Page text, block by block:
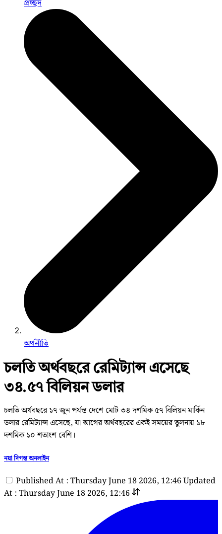
প্রচ্ছদ
অর্থনীতি
চলতি অর্থবছরে রেমিট্যান্স এসেছে
৩৪.৫৭ বিলিয়ন ডলার
চলতি অর্থবছরে ১৭ জুন পর্যন্ত দেশে মোট ৩৪ দশমিক ৫৭ বিলিয়ন মার্কিন
ডলার রেমিট্যান্স এসেছে, যা আগের অর্থবছরের একই সময়ের তুলনায় ১৮
দশমিক ১০ শতাংশ বেশি।
নয়া দিগন্ত অনলাইন
Published At : Thursday June 18 2026, 12:46 Updated
At : Thursday June 18 2026, 12:46